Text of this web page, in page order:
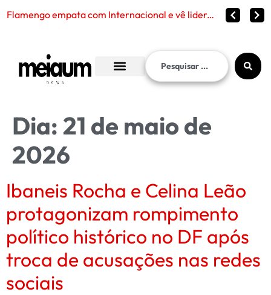
Flamengo empata com Internacional e vê liderança continuar distante no Brasileirão 2026
Dia: 21 de maio de
2026
Ibaneis Rocha e Celina Leão
protagonizam rompimento
político histórico no DF após
troca de acusações nas redes
sociais